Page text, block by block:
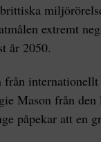
extremt
år 2050.
från
Mason från
påpekar att en